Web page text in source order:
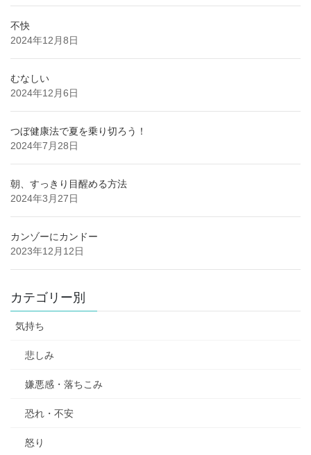
不快
2024年12月8日
むなしい
2024年12月6日
つぼ健康法で夏を乗り切ろう！
2024年7月28日
朝、すっきり目醒める方法
2024年3月27日
カンゾーにカンドー
2023年12月12日
カテゴリー別
気持ち
悲しみ
嫌悪感・落ちこみ
恐れ・不安
怒り